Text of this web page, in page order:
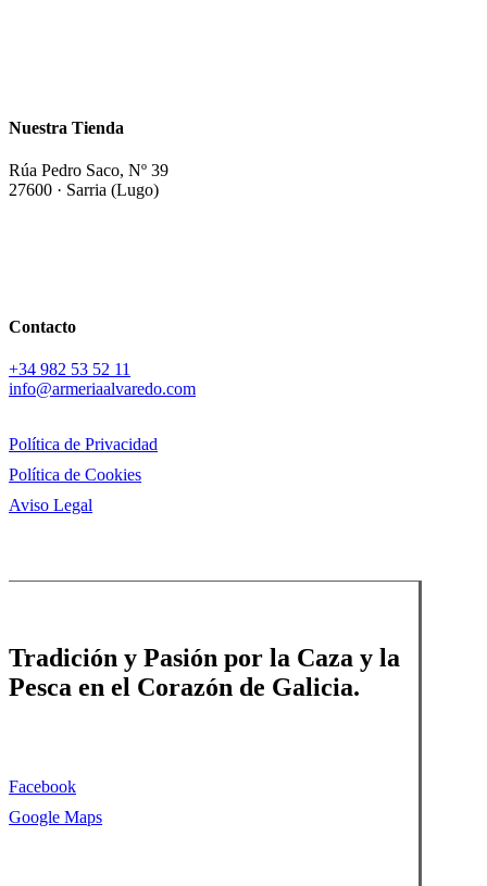
Nuestra Tienda
Rúa Pedro Saco, Nº 39
27600 · Sarria (Lugo)
Contacto
+34 982 53 52 11
info@armeriaalvaredo.com
Política de Privacidad
Política de Cookies
Aviso Legal
Tradición y Pasión por la Caza y la
Pesca en el Corazón de Galicia.
Facebook
Google Maps